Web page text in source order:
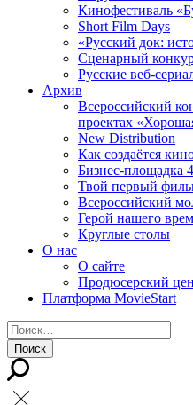
Кинофестиваль
Short Film Days
«Русский док:
Сценарный
Русские веб-
Архив
Всероссийский
проектах
New Distribution
Как создаётся
Бизнес-
Твой первый
Всероссийский
Герой нашего
Круглые столы
О нас
О сайте
Продюсерский
Платформа MovieStart